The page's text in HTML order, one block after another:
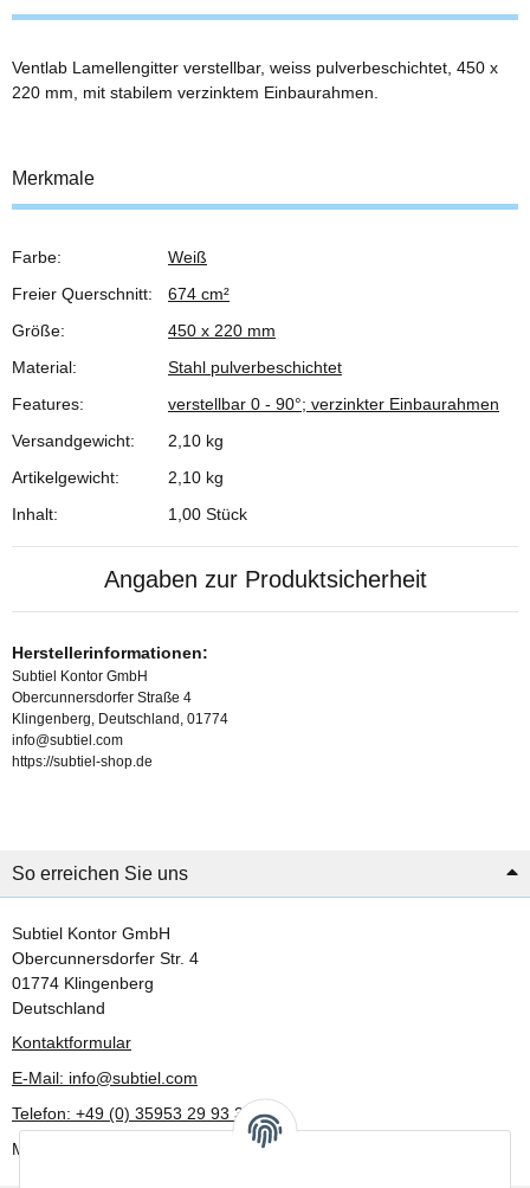
Ventlab Lamellengitter verstellbar, weiss pulverbeschichtet, 450 x
220 mm, mit stabilem verzinktem Einbaurahmen.
Merkmale
Produkteigenschaft
Wert
Farbe:
Weiß
Freier Querschnitt:
674 cm²
Größe:
450 x 220 mm
Material:
Stahl pulverbeschichtet
Features:
verstellbar 0 - 90°; verzinkter Einbaurahmen
Versandgewicht:
2,10 kg
Artikelgewicht:
2,10 kg
Inhalt:
1,00 Stück
Angaben zur Produktsicherheit
Herstellerinformationen:
Subtiel Kontor GmbH
Obercunnersdorfer Straße 4
Klingenberg, Deutschland, 01774
info@subtiel.com
https://subtiel-shop.de
So erreichen Sie uns
Subtiel Kontor GmbH
Obercunnersdorfer Str. 4
01774 Klingenberg
Deutschland
Kontaktformular
E-Mail: info@subtiel.com
Telefon: +49 (0) 35953 29 93 30
Mo-Fr: 8:00 Uhr - 17:00 Uhr